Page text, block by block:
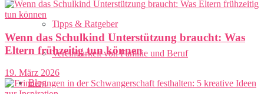
Tipps & Ratgeber
Vereinbarkeit von Familie und Beruf
Blog
Wenn das Schulkind Unterstützung braucht: Was
Eltern frühzeitig tun können
19. März 2026